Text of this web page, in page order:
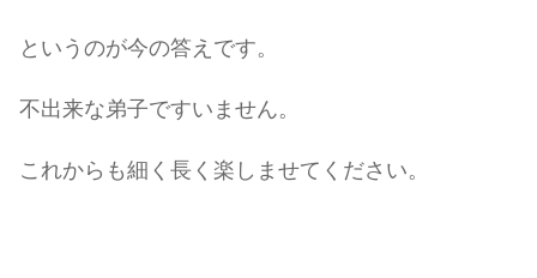
というのが今の答えです。
不出来な弟子ですいません。
これからも細く長く楽しませてください。